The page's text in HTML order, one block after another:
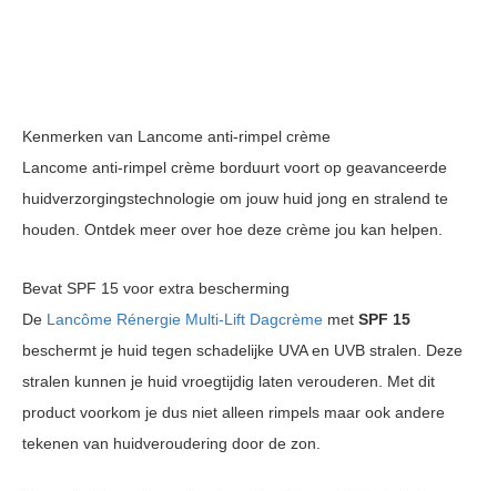
Kenmerken van Lancome anti-rimpel crème
Lancome anti-rimpel crème borduurt voort op geavanceerde
huidverzorgingstechnologie om jouw huid jong en stralend te
houden. Ontdek meer over hoe deze crème jou kan helpen.
Bevat SPF 15 voor extra bescherming
De Lancôme Rénergie Multi-Lift Dagcrème met SPF 15
beschermt je huid tegen schadelijke UVA en UVB stralen. Deze
stralen kunnen je huid vroegtijdig laten verouderen. Met dit
product voorkom je dus niet alleen rimpels maar ook andere
tekenen van huidveroudering door de zon.